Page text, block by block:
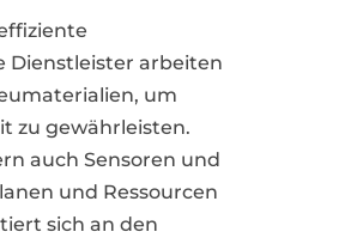
Dienstleister arbeiten
um
zu gewährleisten.
auch Sensoren und
und Ressourcen
sich an den